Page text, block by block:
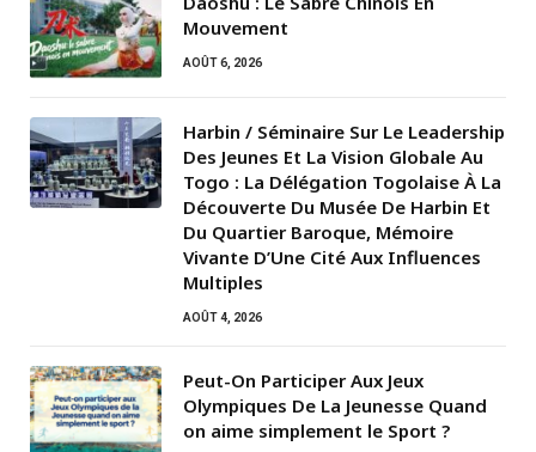
Mouvement
AOÛT 6, 2026
Harbin / Séminaire Sur Le Leadership
Des Jeunes Et La Vision Globale Au
Togo : La Délégation Togolaise À La
Découverte Du Musée De Harbin Et
Du Quartier Baroque, Mémoire
Vivante D’Une Cité Aux Influences
Multiples
AOÛT 4, 2026
Peut-On Participer Aux Jeux
Olympiques De La Jeunesse Quand
on aime simplement le Sport ?